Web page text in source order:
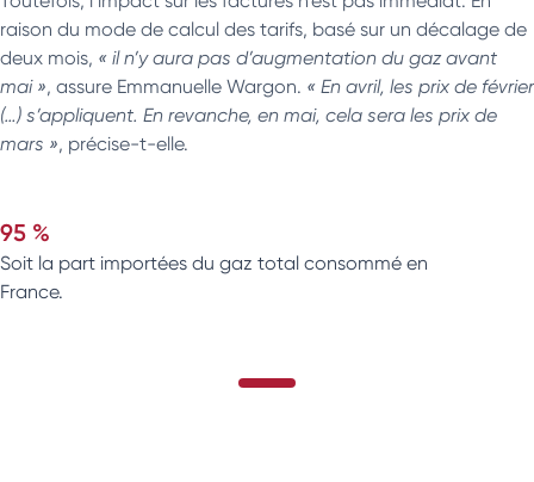
raison du mode de calcul des tarifs, basé sur un décalage de
deux mois, « il n’y aura pas d’augmentation du gaz avant
mai », assure Emmanuelle Wargon. « En avril, les prix de février
(…) s’appliquent. En revanche, en mai, cela sera les prix de
mars », précise-t-elle.
95 %
Soit la part importées du gaz total consommé en
France.